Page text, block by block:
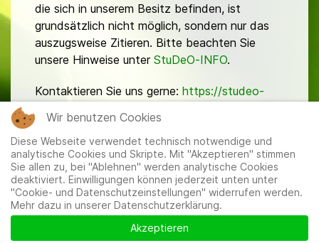
die sich in unserem Besitz befinden, ist
grundsätzlich nicht möglich, sondern nur das
auszugsweise Zitieren. Bitte beachten Sie
unsere Hinweise unter StuDeO-INFO.
Kontaktieren Sie uns gerne: https://studeo-
Mitglieder|Impressum|Datenschutzerklärung|Cookie-
und Datenschutzeinstellungen
Wir benutzen Cookies
Diese Webseite verwendet technisch notwendige und
analytische Cookies und Skripte. Mit "Akzeptieren" stimmen
Sie allen zu, bei "Ablehnen" werden analytische Cookies
deaktiviert. Einwilligungen können jederzeit unten unter
"Cookie- und Datenschutzeinstellungen" widerrufen werden.
Mehr dazu in unserer Datenschutzerklärung.
Akzeptieren